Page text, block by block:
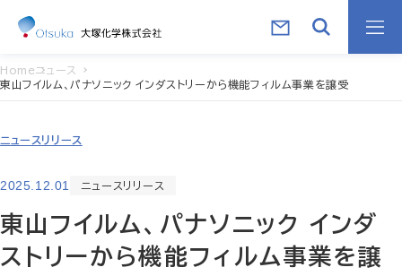
Home ニュース
東山フイルム、パナソニック インダストリーから機能フィルム事業を譲受
ニュースリリース
2025.12.01 ニュースリリース
東山フイルム、パナソニック インダ
ストリーから機能フィルム事業を譲